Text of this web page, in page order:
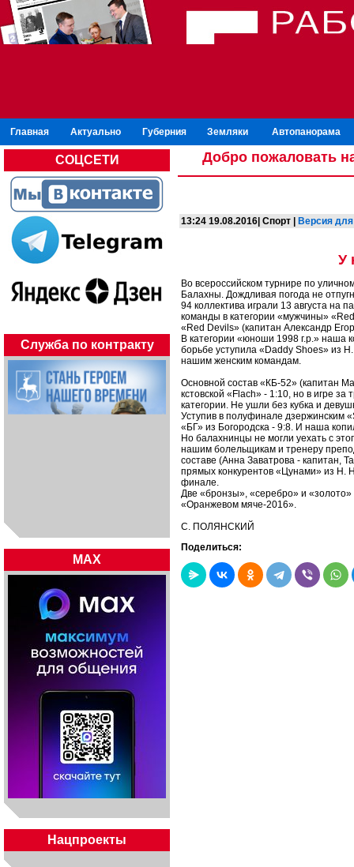
Главная Актуально Губерния Земляки Автопанорама
СОЦСЕТИ
Служба по контракту
MAX
Нацпроекты
Добро пожаловать
13:24 19.08.2016| Спорт | Версия
У
Во всероссийском турнире по
Балахны. Дождливая погода не
94 коллектива играли 13 августа
команды в категории «мужчины»
«Red Devils» (капитан Александр
В категории «юноши 1998 г.р.» наша
борьбе уступила «Daddy Shoes» из
нашим женским командам.
Основной состав «КБ-52» (капитан
кстовской «Flach» - 1:10, но в игре
категории. Не ушли без кубка и
Уступив в полуфинале дзержинским
«БГ» из Богородска - 9:8. И наша
Но балахнинцы не могли уехать с
нашим болельщикам и тренеру
составе (Анна Заватрова - капитан,
прямых конкурентов «Цунами» из Н.
финале.
Две «бронзы», «серебро» и
«Оранжевом мяче-2016».
С. ПОЛЯНСКИЙ
Поделиться: